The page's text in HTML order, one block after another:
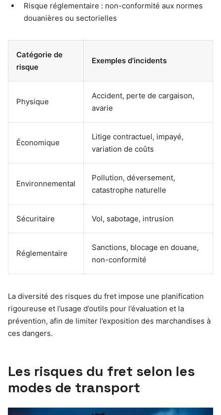
Risque réglementaire : non-conformité aux normes
douanières ou sectorielles
Catégorie de
risque
Exemples d’incidents
Physique
Accident, perte de cargaison,
avarie
Économique
Litige contractuel, impayé,
variation de coûts
Environnemental
Pollution, déversement,
catastrophe naturelle
Sécuritaire Vol, sabotage, intrusion
Réglementaire
Sanctions, blocage en douane,
non-conformité
La diversité des risques du fret impose une planification
rigoureuse et l’usage d’outils pour l’évaluation et la
prévention, afin de limiter l’exposition des marchandises à
ces dangers.
Les risques du fret selon les
modes de transport